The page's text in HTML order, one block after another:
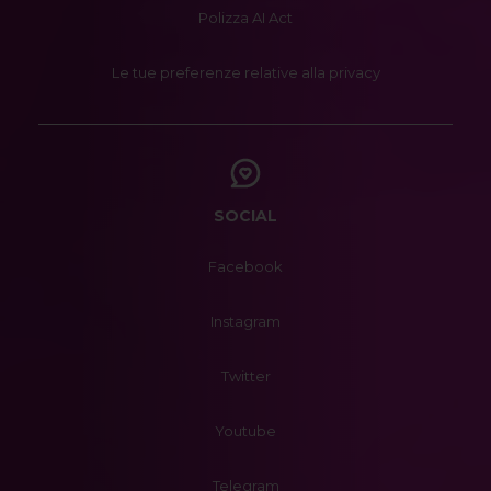
Polizza AI Act
Le tue preferenze relative alla privacy
SOCIAL
Facebook
Instagram
Twitter
Youtube
Telegram